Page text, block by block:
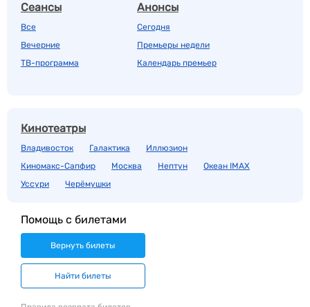
Сеансы
Все
Вечерние
ТВ-программа
Анонсы
Сегодня
Премьеры недели
Календарь премьер
Кинотеатры
Владивосток Галактика
Иллюзион
Киномакс-Сапфир
Москва Нептун
Океан IMAX
Уссури
Черёмушки
Помощь с билетами
Вернуть билеты
Найти билеты